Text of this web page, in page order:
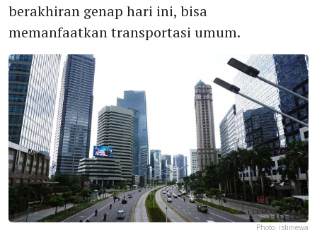
berakhiran genap hari ini, bisa
memanfaatkan transportasi umum.
Photo: istimewa